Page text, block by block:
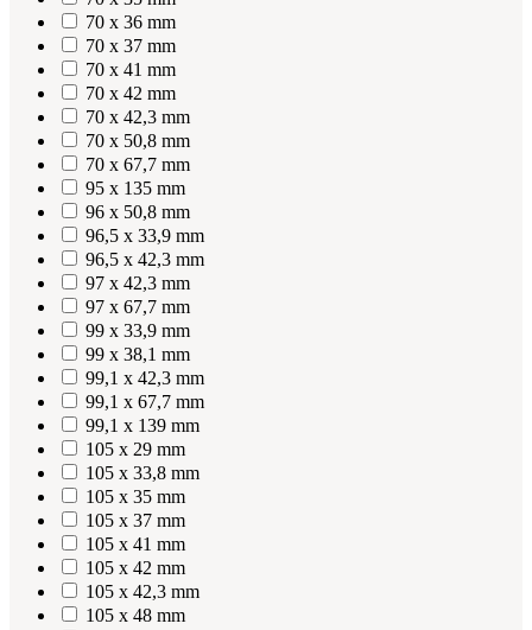
70 x 36 mm
70 x 37 mm
70 x 41 mm
70 x 42 mm
70 x 42,3 mm
70 x 50,8 mm
70 x 67,7 mm
95 x 135 mm
96 x 50,8 mm
96,5 x 33,9 mm
96,5 x 42,3 mm
97 x 42,3 mm
97 x 67,7 mm
99 x 33,9 mm
99 x 38,1 mm
99,1 x 42,3 mm
99,1 x 67,7 mm
99,1 x 139 mm
105 x 29 mm
105 x 33,8 mm
105 x 35 mm
105 x 37 mm
105 x 41 mm
105 x 42 mm
105 x 42,3 mm
105 x 48 mm